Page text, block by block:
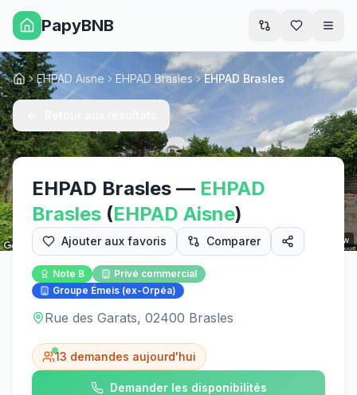
PapyBNB
Street View
AccueilEHPAD Aisne EHPAD Brasles EHPAD Brasles
EHPAD Brasles — EHPAD
Brasles (EHPAD Aisne)
Ajouter aux favoris Comparer
Note B
Privé commercial
Groupe Émeis (ex-Orpéa)
Rue des Garats, 02400 Brasles
13 demandes aujourd'hui
Demander les disponibilités